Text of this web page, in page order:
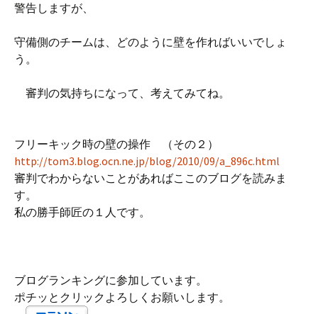
警告しますが、
守備側のチームは、どのように壁を作ればいいでしょ
う。
審判の気持ちになって、考えてみてね。
フリーキック時の壁の操作 （その２）
http://tom3.blog.ocn.ne.jp/blog/2010/09/a_896c.html
審判でわからないことがあればここのブログを読みま
す。
私の勝手師匠の１人です。
ブログランキングに参加しています。
ポチッとクリックよろしくお願いします。